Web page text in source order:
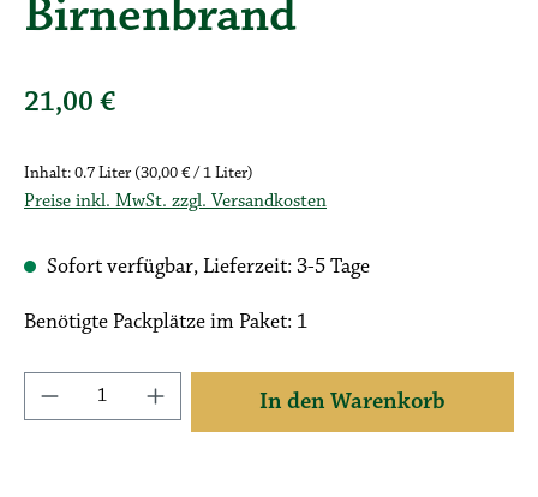
Birnenbrand
Regulärer Preis:
21,00 €
Inhalt: 0.7 Liter (30,00 € / 1 Liter)
Preise inkl. MwSt. zzgl. Versandkosten
Sofort verfügbar, Lieferzeit: 3-5 Tage
Benötigte Packplätze im Paket: 1
Produkt Anzahl: Gib den gewünschten Wert
In den Warenkorb